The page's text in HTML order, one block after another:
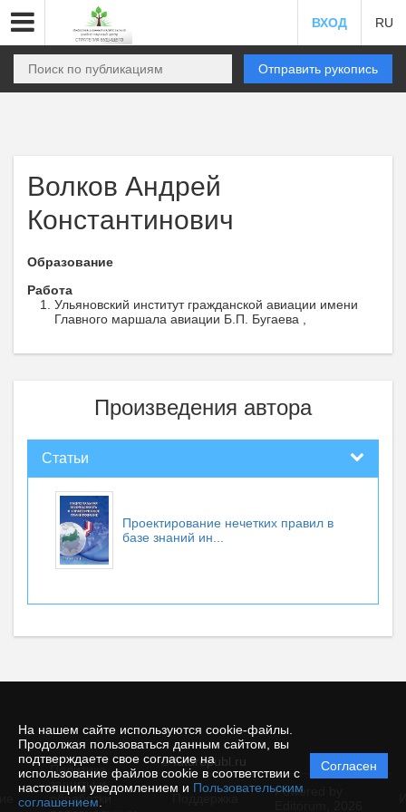
На нашем сайте используются cookie-файлы.
Продолжая пользоваться данным сайтом, вы
подтверждаете свое согласие на
использование файлов cookie в соответствии с
настоящим уведомлением и Пользовательским
соглашением
Согласен
ВХОД RU
Отправить рукопись
Волков Андрей
Константинович
Образование
Работа
Ульяновский институт гражданской авиации имени
Главного маршала авиации Б.П. Бугаева ,
Произведения автора
Статьи
Проектирование нечетких правил в
базе знаний ин...
© futurepubl.ru
Политика
защиты и
обработки
Powered by